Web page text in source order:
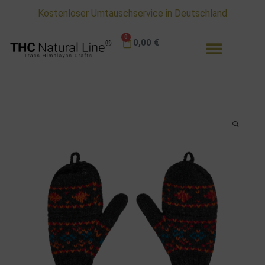
ab 75 Euro kostenlose Lieferung in Deutschland
0,00 €
0